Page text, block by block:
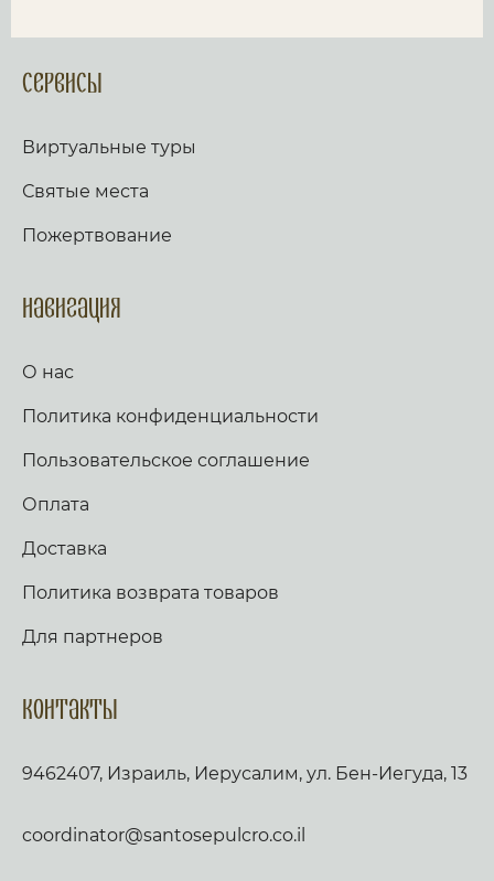
Сервисы
Виртуальные туры
Святые места
Пожертвование
Навигация
О нас
Политика конфиденциальности
Пользовательское соглашение
Оплата
Доставка
Политика возврата товаров
Для партнеров
Контакты
9462407, Израиль, Иерусалим, ул. Бен-Иегуда, 13
coordinator@santosepulcro.co.il